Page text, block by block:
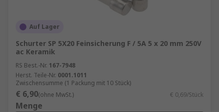
Auf Lager
Schurter SP 5X20 Feinsicherung F / 5A 5 x 20 mm 250V
ac Keramik
RS Best.-Nr. 167-7948
Herst. Teile-Nr. 0001.1011
Zwischensumme (1 Packung mit 10 Stück)
€ 6,90(ohne MwSt.) € 0,69/Stück
Menge